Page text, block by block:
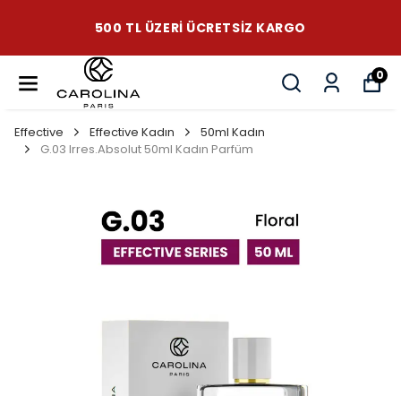
500 TL ÜZERI ÜCRETSIZ KARGO
0
Effective Effective Kadın
50ml Kadın
G.03 Irres.Absolut 50ml Kadın Parfüm